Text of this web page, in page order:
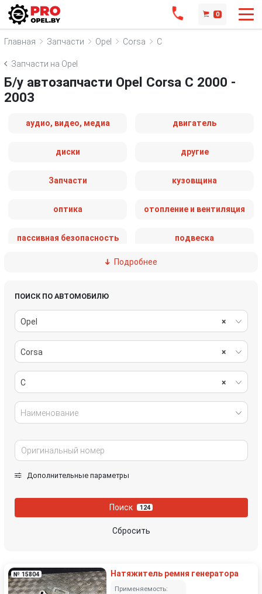
0
Главная Запчасти Opel Corsa C
Запчасти на Opel
Б/у автозапчасти Opel Corsa C 2000 -
2003
аудио, видео, медиа двигатель
диски другие
Запчасти кузовщина
оптика отопление и вентиляция
пассивная безопасность подвеска
рулевое управление
система охлаждения
топливная система тормозная система
трансмиссия
Подробнее
ПОИСК ПО АВТОМОБИЛЮ
×
Opel
×
Corsa
×
C
Наименование
Дополнительные параметры
Поиск 124
Сбросить
№ 15804 Натяжитель ремня генератора
Применяемость: